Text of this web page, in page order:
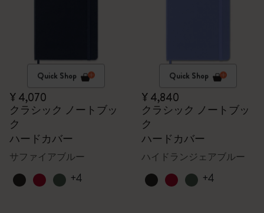
Quick Shop
¥ 4,070
クラシック ノートブッ
ク
ハードカバー
サファイアブルー
+4
Quick Shop
¥ 4,840
クラシック ノートブッ
ク
ハードカバー
ハイドランジェアブルー
+4